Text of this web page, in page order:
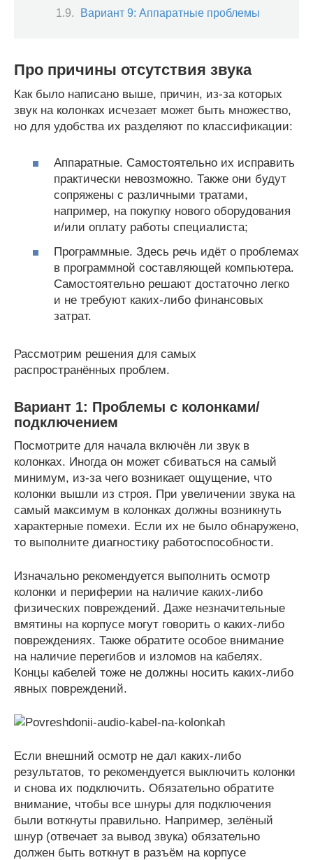
Вариант 9: Аппаратные проблемы
Про причины отсутствия звука
Как было написано выше, причин, из-за которых
звук на колонках исчезает может быть множество,
но для удобства их разделяют по классификации:
Аппаратные. Самостоятельно их исправить
практически невозможно. Также они будут
сопряжены с различными тратами,
например, на покупку нового оборудования
и/или оплату работы специалиста;
Программные. Здесь речь идёт о проблемах
в программной составляющей компьютера.
Самостоятельно решают достаточно легко
и не требуют каких-либо финансовых
затрат.
Рассмотрим решения для самых
распространённых проблем.
Вариант 1: Проблемы с колонками/
подключением
Посмотрите для начала включён ли звук в
колонках. Иногда он может сбиваться на самый
минимум, из-за чего возникает ощущение, что
колонки вышли из строя. При увеличении звука на
самый максимум в колонках должны возникнуть
характерные помехи. Если их не было обнаружено,
то выполните диагностику работоспособности.
Изначально рекомендуется выполнить осмотр
колонки и периферии на наличие каких-либо
физических повреждений. Даже незначительные
вмятины на корпусе могут говорить о каких-либо
повреждениях. Также обратите особое внимание
на наличие перегибов и изломов на кабелях.
Концы кабелей тоже не должны носить каких-либо
явных повреждений.
Если внешний осмотр не дал каких-либо
результатов, то рекомендуется выключить колонки
и снова их подключить. Обязательно обратите
внимание, чтобы все шнуры для подключения
были воткнуты правильно. Например, зелёный
шнур (отвечает за вывод звука) обязательно
должен быть воткнут в разъём на корпусе